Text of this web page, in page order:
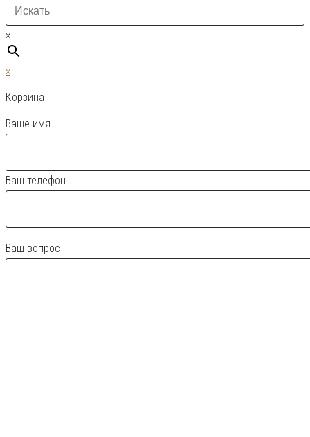
×
×
Корзина
Ваше имя
Ваш телефон
Ваш вопрос